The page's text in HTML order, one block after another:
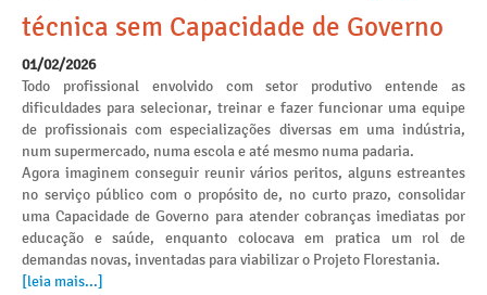
técnica sem Capacidade de Governo
01/02/2026
Todo profissional envolvido com setor produtivo entende as
dificuldades para selecionar, treinar e fazer funcionar uma equipe
de profissionais com especializações diversas em uma indústria,
num supermercado, numa escola e até mesmo numa padaria.
Agora imaginem conseguir reunir vários peritos, alguns estreantes
no serviço público com o propósito de, no curto prazo, consolidar
uma Capacidade de Governo para atender cobranças imediatas por
educação e saúde, enquanto colocava em pratica um rol de
demandas novas, inventadas para viabilizar o Projeto Florestania.
[leia mais...]